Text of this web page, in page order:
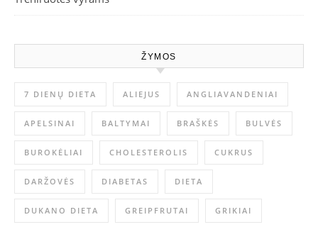
ŽYMOS
7 DIENŲ DIETA ALIEJUS ANGLIAVANDENIAI
APELSINAI BALTYMAI BRAŠKĖS BULVĖS
BUROKĖLIAI CHOLESTEROLIS CUKRUS
DARŽOVĖS DIABETAS DIETA
DUKANO DIETA GREIPFRUTAI GRIKIAI